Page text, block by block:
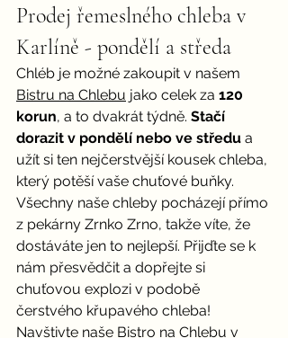
Prodej řemeslného chleba v
Karlíně - pondělí a středa
Chléb je možné zakoupit v našem
Bistru na Chlebu jako celek za 120
korun, a to dvakrát týdně. Stačí
dorazit v pondělí nebo ve středu a
užít si ten nejčerstvější kousek chleba,
který potěší vaše chuťové buňky.
Všechny naše chleby pocházejí přímo
z pekárny Zrnko Zrno, takže víte, že
dostáváte jen to nejlepší. Přijďte se k
nám přesvědčit a dopřejte si
chuťovou explozi v podobě
čerstvého křupavého chleba!
Navštivte naše Bistro na Chlebu v